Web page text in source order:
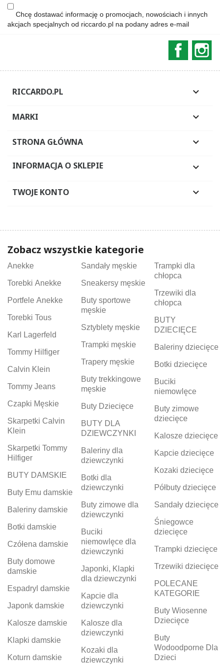
Chcę dostawać informację o promocjach, nowościach i innych
akcjach specjalnych od riccardo.pl na podany adres e-mail
RICCARDO.PL 
MARKI 
STRONA GŁÓWNA 
INFORMACJA O SKLEPIE 
TWOJE KONTO 
Zobacz wszystkie kategorie
Anekke
Torebki Anekke
Portfele Anekke
Torebki Tous
Karl Lagerfeld
Tommy Hilfiger
Calvin Klein
Tommy Jeans
Czapki Męskie
Skarpetki Calvin
Klein
Skarpetki Tommy
Hilfiger
BUTY DAMSKIE
Buty Emu damskie
Baleriny damskie
Botki damskie
Czółena damskie
Buty domowe
damskie
Espadryl damskie
Japonk damskie
Kalosze damskie
Klapki damskie
Koturn damskie
Sandały męskie
Sneakersy męskie
Buty sportowe
męskie
Sztyblety męskie
Trampki męskie
Trapery męskie
Buty trekkingowe
męskie
Buty Dziecięce
BUTY DLA
DZIEWCZYNKI
Baleriny dla
dziewczynki
Botki dla
dziewczynki
Buty zimowe dla
dziewczynki
Buciki
niemowlęce dla
dziewczynki
Japonki, Klapki
dla dziewczynki
Kapcie dla
dziewczynki
Kalosze dla
dziewczynki
Kozaki dla
dziewczynki
Trampki dla
chłopca
Trzewiki dla
chłopca
BUTY
DZIECIĘCE
Baleriny dziecięce
Botki dziecięce
Buciki
niemowlęce
Buty zimowe
dziecięce
Kalosze dziecięce
Kapcie dziecięce
Kozaki dziecięce
Półbuty dziecięce
Sandały dziecięce
Śniegowce
dziecięce
Trampki dziecięce
Trzewiki dziecięce
POLECANE
KATEGORIE
Buty Wiosenne
Dziecięce
Buty
Wodoodporne Dla
Dzieci